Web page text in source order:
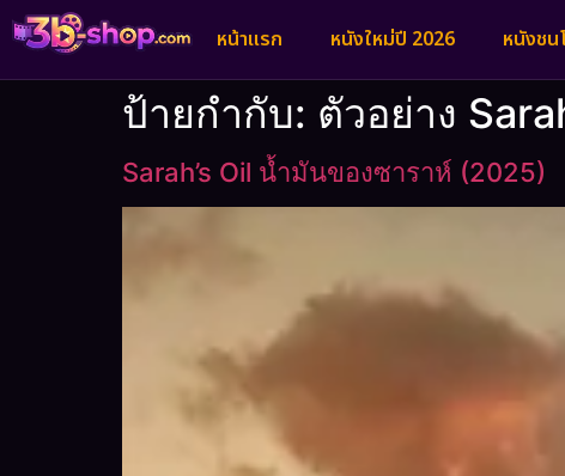
หน้าแรก หนังใหม่ปี 2026 หนังชน
ป้ายกำกับ: ตัวอย่าง
Sarah’s Oil น้ำมันของซาราห์ (2025)